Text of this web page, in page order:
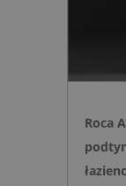
Roca